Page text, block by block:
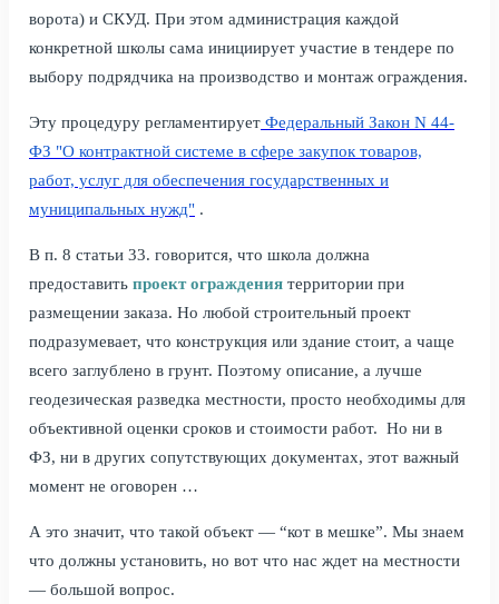
ворота) и СКУД. При этом администрация каждой
конкретной школы сама инициирует участие в тендере по
выбору подрядчика на производство и монтаж ограждения.
Эту процедуру регламентирует Федеральный Закон N 44-
ФЗ "О контрактной системе в сфере закупок товаров,
работ, услуг для обеспечения государственных и
муниципальных нужд" .
В п. 8 статьи 33. говорится, что школа должна
предоставить проект ограждения территории при
размещении заказа. Но любой строительный проект
подразумевает, что конструкция или здание стоит, а чаще
всего заглублено в грунт. Поэтому описание, а лучше
геодезическая разведка местности, просто необходимы для
объективной оценки сроков и стоимости работ. Но ни в
ФЗ, ни в других сопутствующих документах, этот важный
момент не оговорен …
А это значит, что такой объект — “кот в мешке”. Мы знаем
что должны установить, но вот что нас ждет на местности
— большой вопрос.